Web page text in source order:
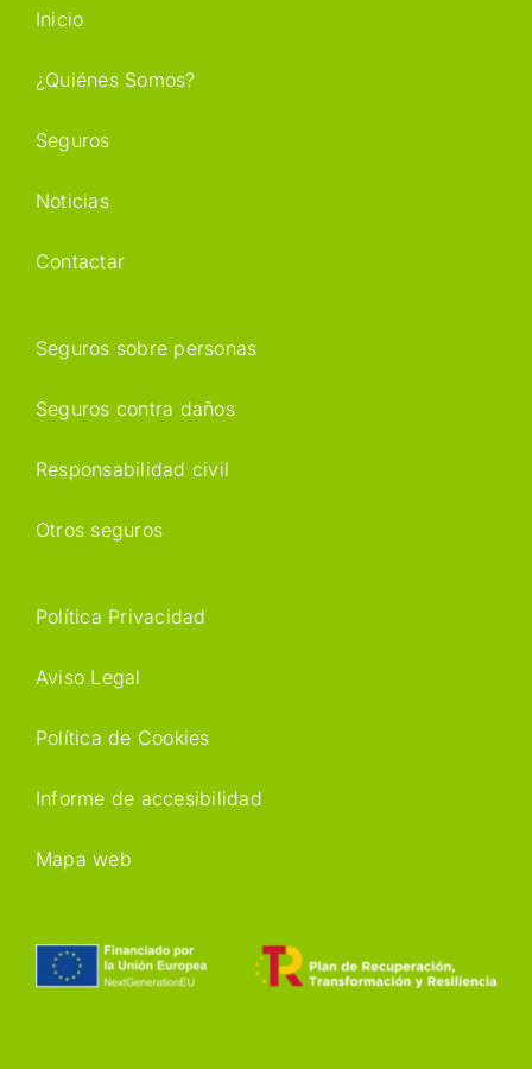
Inicio
¿Quiénes Somos?
Seguros
Noticias
Contactar
Seguros sobre personas
Seguros contra daños
Responsabilidad civil
Otros seguros
Política Privacidad
Aviso Legal
Política de Cookies
Informe de accesibilidad
Mapa web